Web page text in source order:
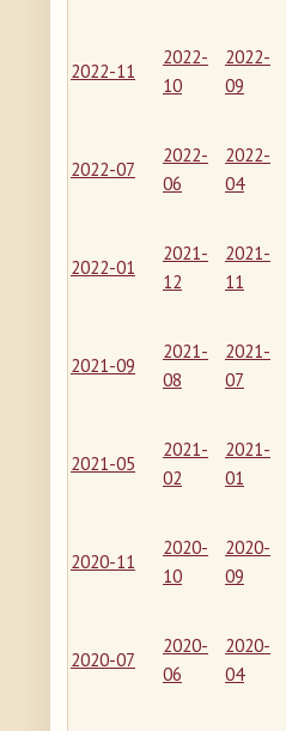
2022-11
2022-
10
2022-
09
2022-07
2022-
06
2022-
04
2022-01
2021-
12
2021-
11
2021-09
2021-
08
2021-
07
2021-05
2021-
02
2021-
01
2020-11
2020-
10
2020-
09
2020-07
2020-
06
2020-
04